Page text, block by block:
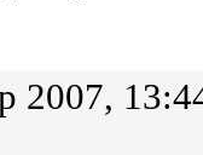
2007,